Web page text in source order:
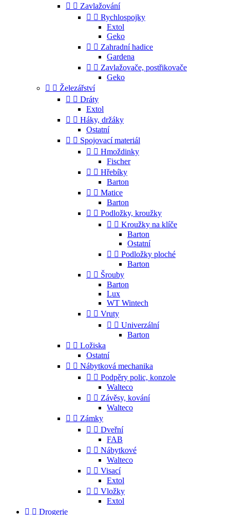
  Zavlažování
  Rychlospojky
Extol
Geko
  Zahradní hadice
Gardena
  Zavlažovače, postřikovače
Geko
  Železářství
  Dráty
Extol
  Háky, držáky
Ostatní
  Spojovací materiál
  Hmoždinky
Fischer
  Hřebíky
Barton
  Matice
Barton
  Podložky, kroužky
  Kroužky na klíče
Barton
Ostatní
  Podložky ploché
Barton
  Šrouby
Barton
Lux
WT Wintech
  Vruty
  Univerzální
Barton
  Ložiska
Ostatní
  Nábytková mechanika
  Podpěry polic, konzole
Walteco
  Závěsy, kování
Walteco
  Zámky
  Dveřní
FAB
  Nábytkové
Walteco
  Visací
Extol
  Vložky
Extol
  Drogerie